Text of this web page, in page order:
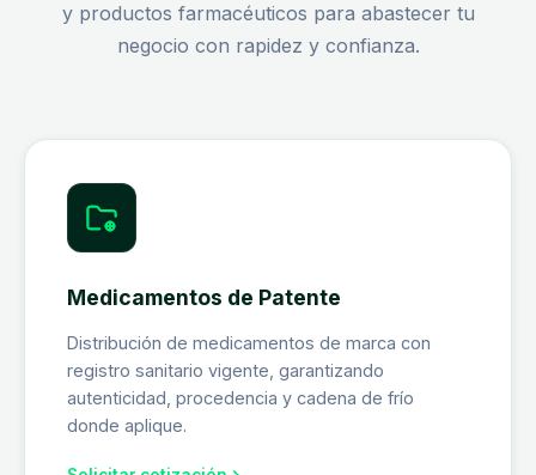
y productos farmacéuticos para abastecer tu
negocio con rapidez y confianza.
Medicamentos de Patente
Distribución de medicamentos de marca con
registro sanitario vigente, garantizando
autenticidad, procedencia y cadena de frío
donde aplique.